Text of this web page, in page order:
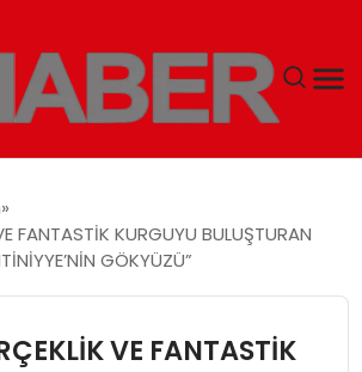
FANTASTİK KURGUYU BULUŞTURAN
GÖKYÜZÜ”
VE FANTASTİK